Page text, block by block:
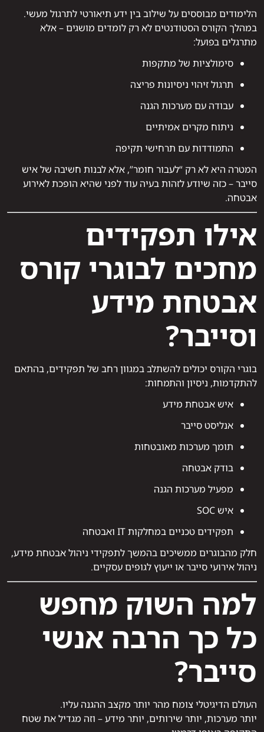
הלימודים מבוססים על שילוב בין ידע תיאורטי לתרגול מעשי.
במהלך הקורס הסטודנטים לא רק לומדים מושגים – אלא
מתרגלים בפועל:
סימולציות של מתקפות
תרגול זיהוי ניסיונות פריצה
עבודה עם מערכות הגנה
ניתוח מקרים אמיתיים
התמודדות עם תרחישי תקיפה
המטרה היא לא רק “לעבור חומר”, אלא לבנות חשיבה של איש
סייבר – כזה שיודע לזהות בעיה עוד לפני שהיא הופכת לאירוע
אבטחה.
אילו תפקידים
מחכים לבוגרי קורס
אבטחת מידע
וסייבר?
בוגרי הקורס יכולים להשתלב במגוון רחב של תפקידים, בהתאם
להתקדמות, ניסיון והתמחות:
איש אבטחת מידע
אנליסט סייבר
תומך מערכות מאובטחות
בודק אבטחה
מפעיל מערכות הגנה
איש SOC
תפקידים טכניים במחלקות IT ואבטחה
חלק מהבוגרים ממשיכים בהמשך לתפקידי ניהול אבטחת מידע,
ניהול אירועי סייבר או ייעוץ לגופים עסקיים.
למה השוק מחפש
כל כך הרבה אנשי
סייבר?
העולם הדיגיטלי צומח מהר יותר מקצב ההגנה עליו.
יותר מערכות, יותר שירותים, יותר מידע – וזה מגדיל את שטח